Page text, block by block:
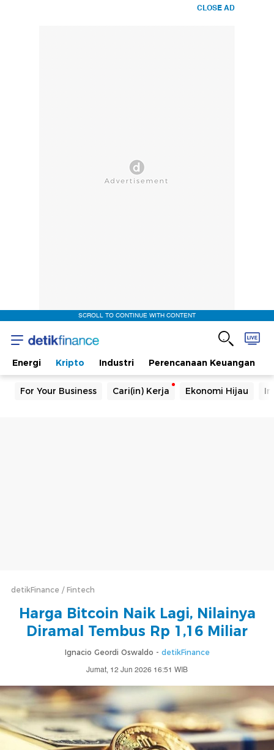
CLOSE AD
SCROLL TO CONTINUE WITH CONTENT
Energi Kripto Industri Perencanaan Keuangan
For Your Business Cari(in) Kerja Ekonomi Hijau
detikFinance Fintech
Harga Bitcoin Naik Lagi, Nilainya
Diramal Tembus Rp 1,16 Miliar
Ignacio Geordi Oswaldo - detikFinance
Jumat, 12 Jun 2026 16:51 WIB